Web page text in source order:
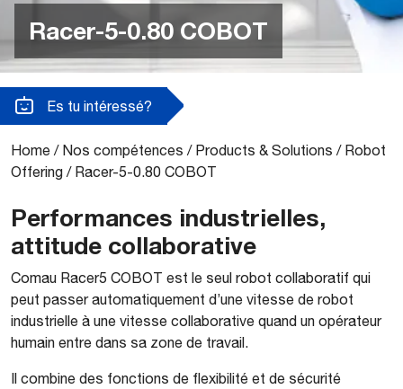
Racer-5-0.80 COBOT
Es tu intéressé?
Home / Nos compétences / Products & Solutions / Robot
Offering / Racer-5-0.80 COBOT
Performances industrielles,
attitude collaborative
Comau Racer5 COBOT est le seul robot collaboratif qui
peut passer automatiquement d’une vitesse de robot
industrielle à une vitesse collaborative quand un opérateur
humain entre dans sa zone de travail.
Il combine des fonctions de flexibilité et de sécurité